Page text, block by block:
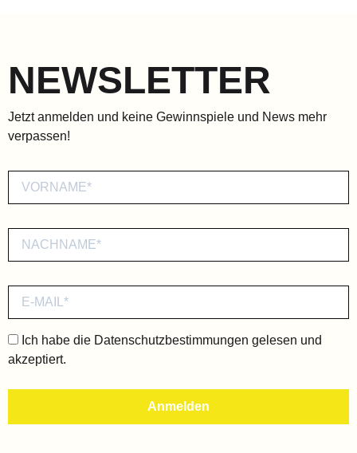
NEWSLETTER
Jetzt anmelden und keine Gewinnspiele und News mehr
verpassen!
Ich habe die Datenschutzbestimmungen gelesen und
akzeptiert.